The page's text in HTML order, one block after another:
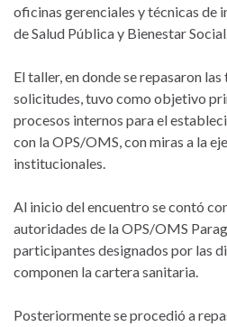
oficinas gerenciales y técnicas
de Salud Pública y Bienestar
El taller, en donde se repasaron
solicitudes, tuvo como objetivo
procesos internos para el
con la OPS/OMS, con miras a la
institucionales.
Al inicio del encuentro se contó
autoridades de la OPS/OMS
participantes designados por las
componen la cartera sanitaria.
Posteriormente se procedió a